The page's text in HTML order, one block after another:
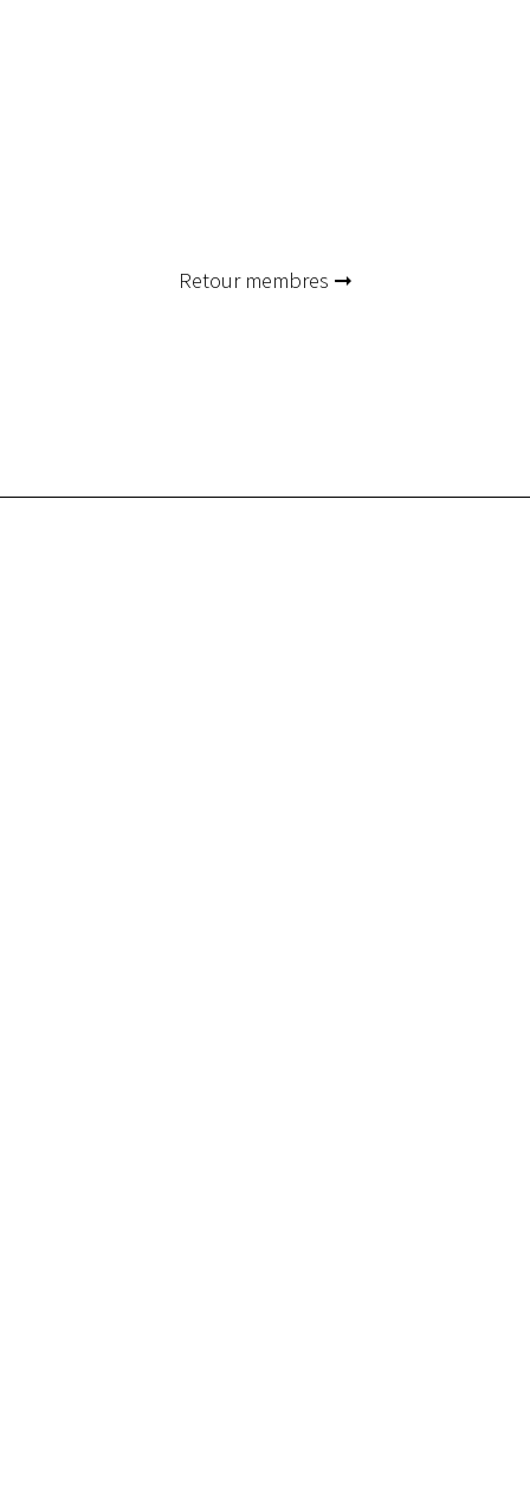
Retour membres ➞